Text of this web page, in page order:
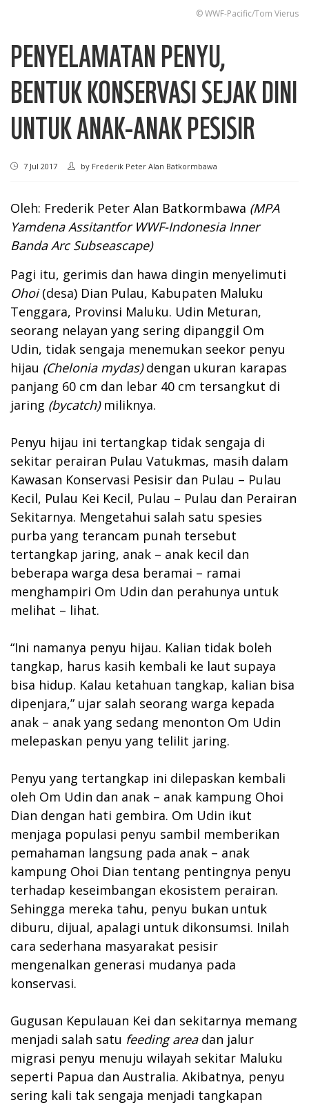
© WWF-Pacific/Tom Vierus
PENYELAMATAN PENYU,
BENTUK KONSERVASI SEJAK DINI
UNTUK ANAK-ANAK PESISIR
7 Jul 2017 by Frederik Peter Alan Batkormbawa
Oleh: Frederik Peter Alan Batkormbawa (MPA
Yamdena Assitantfor WWF-Indonesia Inner
Banda Arc Subseascape)
Pagi itu, gerimis dan hawa dingin menyelimuti
Ohoi(desa) Dian Pulau, Kabupaten Maluku
Tenggara, Provinsi Maluku. Udin Meturan,
seorang nelayan yang sering dipanggil Om
Udin, tidak sengaja menemukan seekor penyu
hijau (Chelonia mydas)dengan ukuran karapas
panjang 60 cm dan lebar 40 cm tersangkut di
jaring (bycatch) miliknya.
Penyu hijau ini tertangkap tidak sengaja di
sekitar perairan Pulau Vatukmas, masih dalam
Kawasan Konservasi Pesisir dan Pulau – Pulau
Kecil, Pulau Kei Kecil, Pulau – Pulau dan Perairan
Sekitarnya. Mengetahui salah satu spesies
purba yang terancam punah tersebut
tertangkap jaring, anak – anak kecil dan
beberapa warga desa beramai – ramai
menghampiri Om Udin dan perahunya untuk
melihat – lihat.
“Ini namanya penyu hijau. Kalian tidak boleh
tangkap, harus kasih kembali ke laut supaya
bisa hidup. Kalau ketahuan tangkap, kalian bisa
dipenjara,” ujar salah seorang warga kepada
anak – anak yang sedang menonton Om Udin
melepaskan penyu yang telilit jaring.
Penyu yang tertangkap ini dilepaskan kembali
oleh Om Udin dan anak – anak kampung Ohoi
Dian dengan hati gembira. Om Udin ikut
menjaga populasi penyu sambil memberikan
pemahaman langsung pada anak – anak
kampung Ohoi Dian tentang pentingnya penyu
terhadap keseimbangan ekosistem perairan.
Sehingga mereka tahu, penyu bukan untuk
diburu, dijual, apalagi untuk dikonsumsi. Inilah
cara sederhana masyarakat pesisir
mengenalkan generasi mudanya pada
konservasi.
Gugusan Kepulauan Kei dan sekitarnya memang
menjadi salah satu feeding areadan jalur
migrasi penyu menuju wilayah sekitar Maluku
seperti Papua dan Australia. Akibatnya, penyu
sering kali tak sengaja menjadi tangkapan